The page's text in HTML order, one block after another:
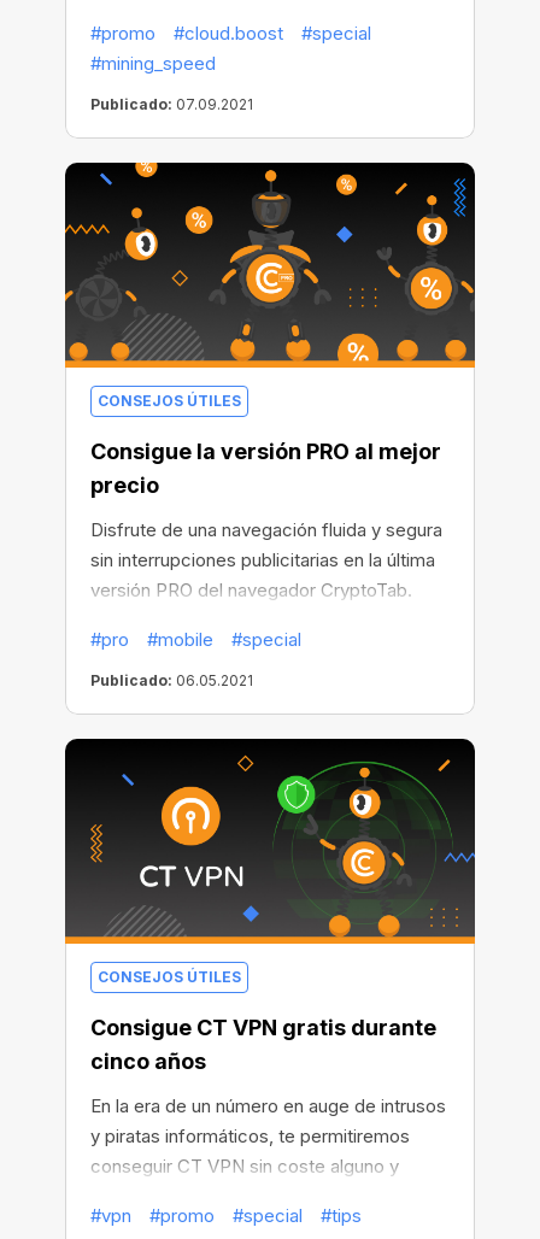
especial! Puedes conseguir 30 días de
acceso gratuito a Cloud.Boost X2 si invitas
a nuevos usuarios a que instalen el
navegador CryptoTab. La oportunidad
perfecta para acelerar el crecimiento de tu
red y obtener ingresos estables a largo
plazo.
#promo #cloud.boost
#special
#mining_speed
Publicado: 07.09.2021
CONSEJOS ÚTILES
Consigue la versión PRO al mejor
precio
Disfrute de una navegación fluida y segura
sin interrupciones publicitarias en la última
versión PRO del navegador CryptoTab.
bloqueador de anuncios para que se sienta
libre de videos comerciales, ventanas
emergentes no deseadas y pancartas que
alguna vez lo molestaron en todo
momento. Aproveche nuestra mejor
oferta: conviértase en un profesional a un
precio récord.
#pro #mobile #special
Publicado: 06.05.2021
CONSEJOS ÚTILES
Consigue CT VPN gratis durante
cinco años
En la era de un número en auge de intrusos
y piratas informáticos, te permitiremos
conseguir CT VPN sin coste alguno y
VPN, no solo protegerás la privacidad de
#vpn #promo #special #tips